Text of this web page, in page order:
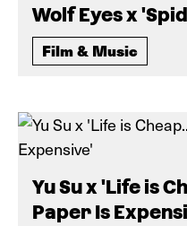
Wolf Eyes x
Film & Music
Yu Su x 'Life is
Paper Is